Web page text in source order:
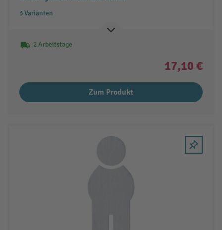
3 Varianten
2 Arbeitstage
17,10 €
Zum Produkt